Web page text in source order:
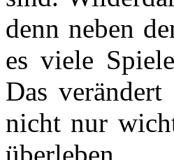
denn neben
es viele
Das
nicht nur
überleben.